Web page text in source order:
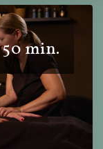
min.